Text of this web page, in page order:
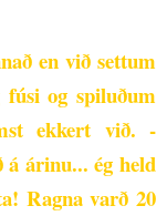
en við settum
fúsi og spiluðum
ekkert við. -
árinu... ég held
Ragna varð 20